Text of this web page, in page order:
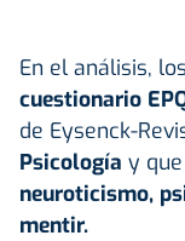
En el análisis,
cuestionario
de Eysenck-
Psicología y que
neuroticismo,
mentir.